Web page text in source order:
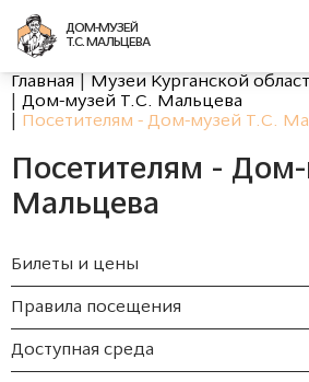
ДОМ-МУЗЕЙ
Т.С. МАЛЬЦЕВА
Главная
Музеи Курганской
Дом-музей Т.С. Мальцева
Посетителям - Дом-музей Т.С.
Посетителям -
Мальцева
Билеты и цены
Правила посещения
Доступная среда